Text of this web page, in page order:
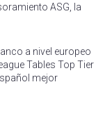
ASG, la
a nivel europeo
Tables Top Tier
mejor